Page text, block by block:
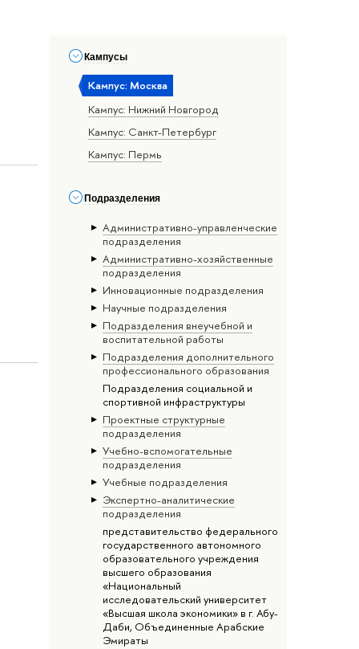
Кампусы
Кампус: Москва
Кампус: Нижний Новгород
Кампус: Санкт-Петербург
Кампус: Пермь
Подразделения
Административно-управленческие
подразделения
Административно-хозяйственные
подразделения
Инновационные подразделения
Научные подразделения
Подразделения внеучебной и
воспитательной работы
Подразделения дополнительного
профессионального образования
Подразделения социальной и
спортивной инфраструктуры
Проектные структурные
подразделения
Учебно-вспомогательные
подразделения
Учебные подразделения
Экспертно-аналитические
подразделения
представительство федерального
государственного автономного
образовательного учреждения
высшего образования
«Национальный
исследовательский университет
«Высшая школа экономики» в г. Абу-
Даби, Объединенные Арабские
Эмираты